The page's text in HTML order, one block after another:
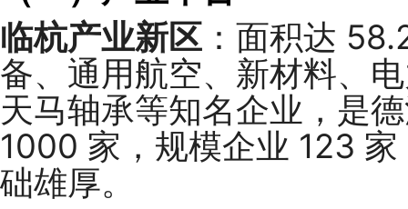
临杭产业新区 ：面积达
备、通用航空、新材料、
天马轴承等知名企业，是
1000 家，规模企业 123
础雄厚。